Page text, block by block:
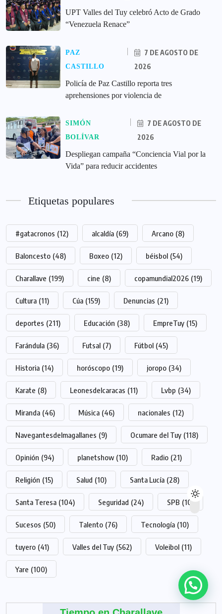
UPT Valles del Tuy celebró Acto de Grado
“Venezuela Renace”
PAZ
CASTILLO
7 DE AGOSTO DE
2026
‎Policía de Paz Castillo reporta tres
aprehensiones por violencia de
SIMÓN
BOLÍVAR
7 DE AGOSTO DE
2026
‎Despliegan campaña “Conciencia Vial por la
Vida” para reducir accidentes
Etiquetas populares
#gatacronos (12) alcaldía (69) Arcano (8)
Baloncesto (48) Boxeo (12) béisbol (54)
Charallave (199) cine (8) copamundial2026 (19)
Cultura (11) Cúa (159) Denuncias (21)
deportes (211) Educación (38) EmpreTuy (15)
Farándula (36) Futsal (7) Fútbol (45)
Historia (14) horóscopo (19) joropo (34)
Karate (8) Leonesdelcaracas (11) Lvbp (34)
Miranda (46) Música (46) nacionales (12)
Navegantesdelmagallanes (9) Ocumare del Tuy (118)
Opinión (94) planetshow (10) Radio (21)
Religión (15) Salud (10) Santa Lucía (28)
Santa Teresa (104) Seguridad (24) SPB (10)
Sucesos (50) Talento (76) Tecnología (10)
tuyero (41) Valles del Tuy (562) Voleibol (11)
Yare (100)